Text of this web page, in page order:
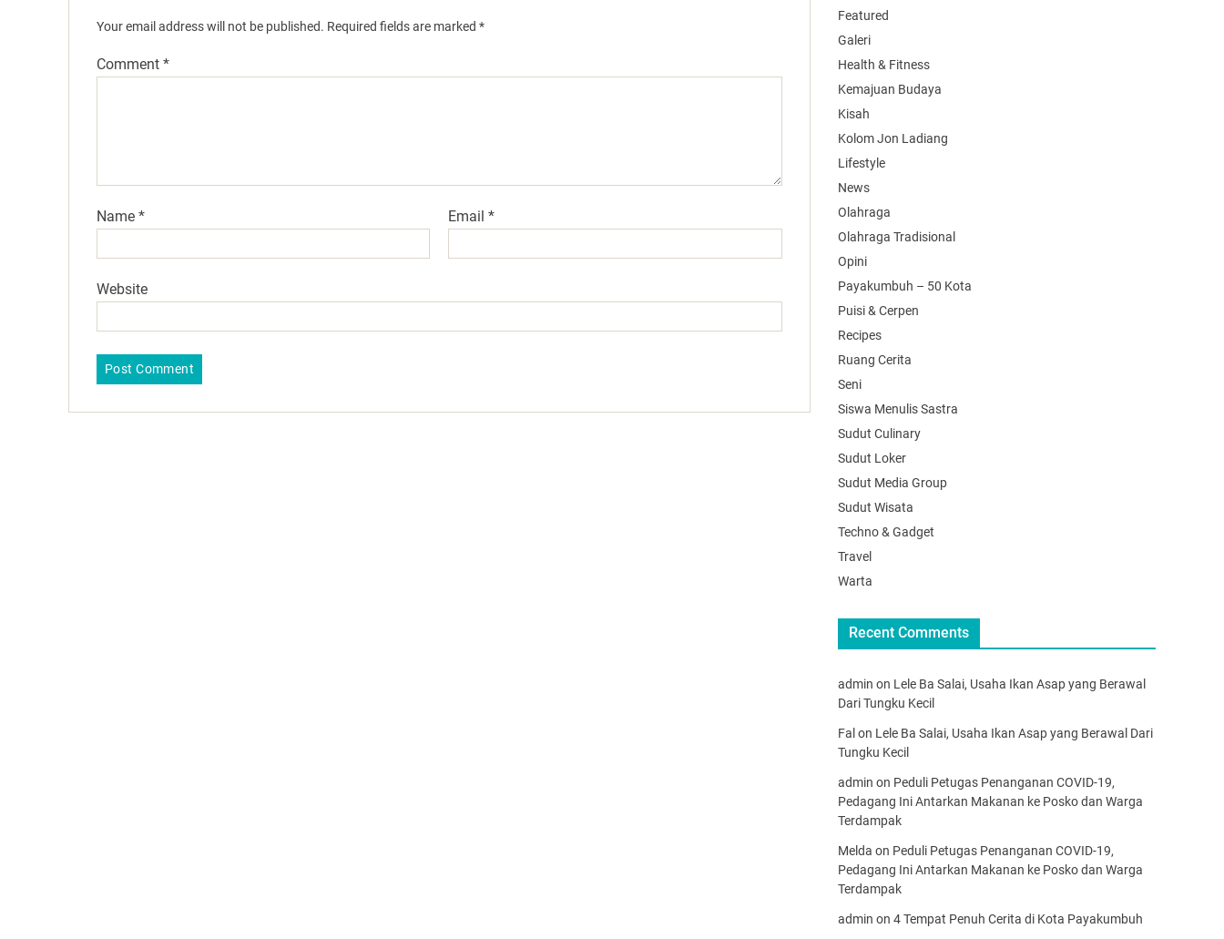
Your email address will not be published. Required fields are marked *
Comment *
Name * Email*
Website
Featured
Galeri
Health & Fitness
Kemajuan Budaya
Kisah
Kolom Jon Ladiang
Lifestyle
News
Olahraga
Olahraga Tradisional
Opini
Payakumbuh – 50 Kota
Puisi & Cerpen
Recipes
Ruang Cerita
Seni
Siswa Menulis Sastra
Sudut Culinary
Sudut Loker
Sudut Media Group
Sudut Wisata
Techno & Gadget
Travel
Warta
Recent Comments
admin on Lele Ba Salai, Usaha Ikan Asap yang Berawal
Dari Tungku Kecil
Fal on Lele Ba Salai, Usaha Ikan Asap yang Berawal Dari
Tungku Kecil
admin on Peduli Petugas Penanganan COVID-19,
Pedagang Ini Antarkan Makanan ke Posko dan Warga
Terdampak
Melda on Peduli Petugas Penanganan COVID-19,
Pedagang Ini Antarkan Makanan ke Posko dan Warga
Terdampak
admin on 4 Tempat Penuh Cerita di Kota Payakumbuh